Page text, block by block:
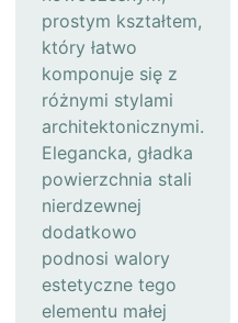
prostym kształtem,
który łatwo
komponuje się z
różnymi stylami
architektonicznymi.
Elegancka, gładka
powierzchnia stali
nierdzewnej
dodatkowo
podnosi walory
estetyczne tego
elementu małej